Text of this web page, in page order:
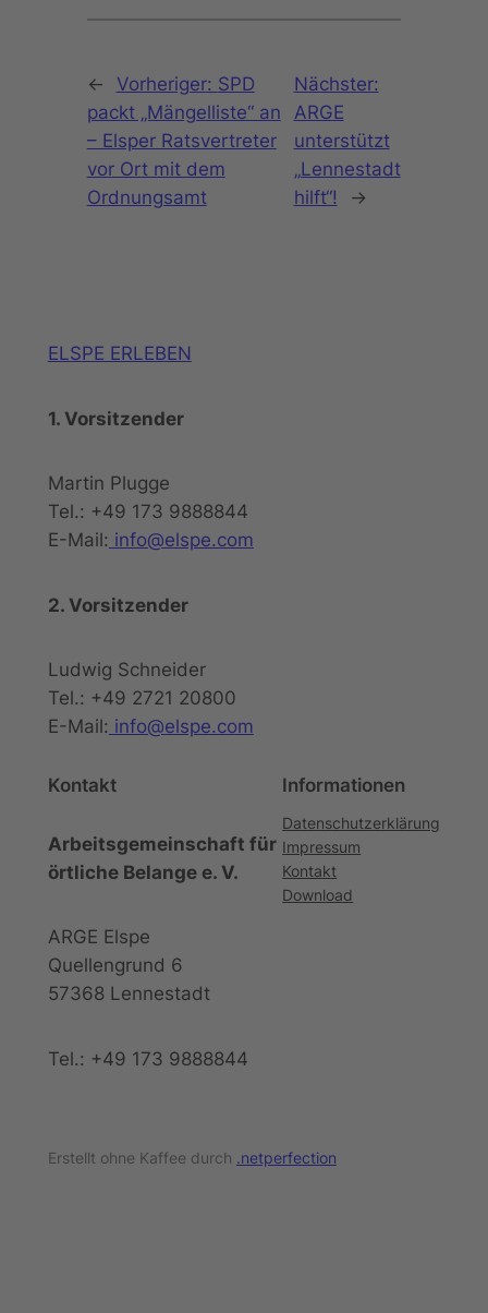
← Vorheriger: SPD
packt „Mängelliste“ an
– Elsper Ratsvertreter
vor Ort mit dem
Ordnungsamt
Nächster:
ARGE
unterstützt
„Lennestadt
hilft“!
→
ELSPE ERLEBEN
1. Vorsitzender
Martin Plugge
Tel.: +49 173 9888844
E-Mail: info@elspe.com
2. Vorsitzender
Ludwig Schneider
Tel.: +49 2721 20800
E-Mail: info@elspe.com
Kontakt
Arbeitsgemeinschaft für
örtliche Belange e. V.
ARGE Elspe
Quellengrund 6
57368 Lennestadt
Tel.: +49 173 9888844
Informationen
Datenschutzerklärung
Impressum
Kontakt
Download
Erstellt ohne Kaffee durch .netperfection